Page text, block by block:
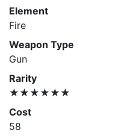
Element
Fire
Weapon Type
Gun
Rarity
★★★★★★
Cost
58